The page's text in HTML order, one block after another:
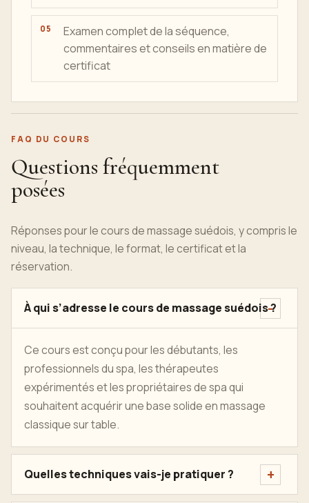
Examen complet de la séquence,
commentaires et conseils en matière de
certificat
FAQ DU COURS
Questions fréquemment
posées
Réponses pour le cours de massage suédois, y compris le
niveau, la technique, le format, le certificat et la
réservation.
À qui s’adresse le cours de massage suédois ?
Ce cours est conçu pour les débutants, les
professionnels du spa, les thérapeutes
expérimentés et les propriétaires de spa qui
souhaitent acquérir une base solide en massage
classique sur table.
Quelles techniques vais-je pratiquer ?